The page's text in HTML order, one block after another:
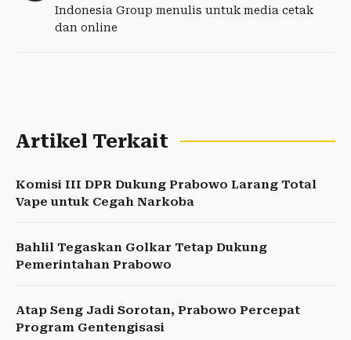
Indonesia Group menulis untuk media cetak
dan online
Artikel Terkait
Komisi III DPR Dukung Prabowo Larang Total
Vape untuk Cegah Narkoba
Bahlil Tegaskan Golkar Tetap Dukung
Pemerintahan Prabowo
Atap Seng Jadi Sorotan, Prabowo Percepat
Program Gentengisasi